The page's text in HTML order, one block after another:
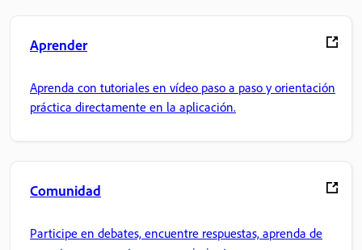
Aprender
Aprenda con tutoriales en vídeo paso a paso y orientación
práctica directamente en la aplicación.
Comunidad
Participe en debates, encuentre respuestas, aprenda de